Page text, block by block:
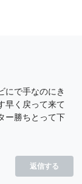
にで手なのにき
早く戻って来て
ー勝ちとって下
返信する